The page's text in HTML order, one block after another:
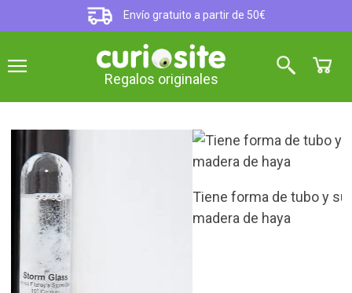
Envío gratuito a partir de 50€
Regalos originales
Tiene forma de tubo y su base está fabricada con
madera de haya